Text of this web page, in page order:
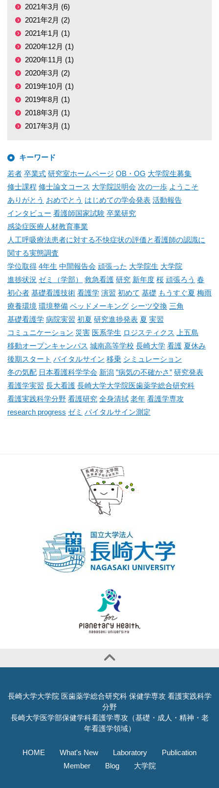
2021年3月 (6)
2021年2月 (2)
2021年1月 (1)
2020年12月 (1)
2020年11月 (1)
2020年3月 (2)
2019年10月 (1)
2019年8月 (1)
2018年3月 (1)
2017年3月 (1)
キーワード
若者 卒業式 研究室ホームページ OB・OG 大学院生募集
修士課程 修士論文コース 大学院説明会 次の一歩 ようこそ
ありがとう おめでとう はじめての学会発表 活動報告
インタビュー 看護師国家試験 卒業研究
感染症医療人材教育事業
人工呼吸療法患者に対する不快症状の評価と看護師の認識に
関する実態調査
学位取得 4年生 中間報告会 頑張った 大学院生 大学院
進捗状況 ゼミ（学部） 救急看護 研究 新年度 桜 頑張ろう 春
初心者 基礎看護技術 看護学 演習 初めて 基礎 もうすぐ夏 梅雨
療養環境 環境整備 ベッドメーキング シーツ交換 三角
基礎看護学 病院実習 初夏 研究進捗発表 夏 実習
コミュニケーション 災害 医系学生 ロジスティクス
上五島
移動オープンキャンパス 城南高等学校 長崎大学 看護 夏休み
後期スタート バイタルサイン 移乗 シミュレーション
冬の気配 日本看護科学学会 新潟 ”病気の不確かさ” 研究発表
看護学実習 長大看護 長崎大学大学院医歯薬学総合研究科
看護実践科学分野 看護研究 全身清拭 老年 看護学専攻
research progress ゼミ バイタルサイン測定
長崎大学大学院 医歯薬学総合研究科 保健学専攻 看護実践科学
分野
長崎大学医学部保健学科看護学専攻（基礎・成人・精神・老
年看護学領域）
HOME What's New Laboratory
Publication
Member
Blog 大学院